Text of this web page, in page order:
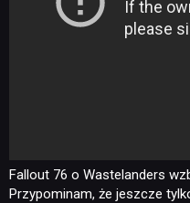
Fallout 76 o Wastelanders
Przypominam, że jeszcze